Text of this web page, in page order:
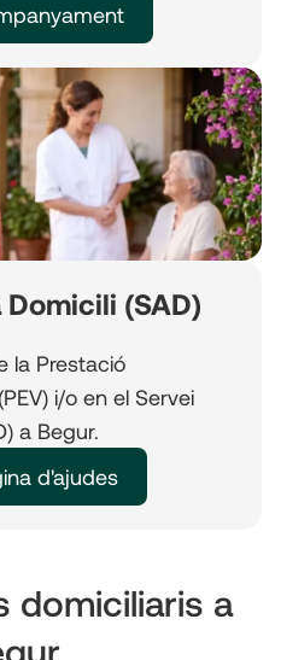
(SAD)
la Prestació
i/o en el Servei
a Begur.
d'ajudes
domiciliaris a